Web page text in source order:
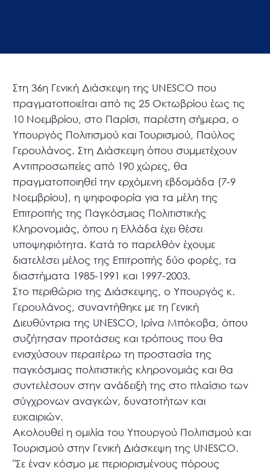
Στη 36η Γενική Διάσκεψη της UNESCO που
πραγματοποιείται από τις 25 Οκτωβρίου έως τις
10 Νοεμβρίου, στο Παρίσι, παρέστη σήμερα, ο
Υπουργός Πολιτισμού και Τουρισμού, Παύλος
Γερουλάνος. Στη Διάσκεψη όπου συμμετέχουν
Αντιπροσωπείες από 190 χώρες, θα
πραγματοποιηθεί την ερχόμενη εβδομάδα (7-9
Νοεμβρίου), η ψηφοφορία για τα μέλη της
Επιτροπής της Παγκόσμιας Πολιτιστικής
Κληρονομιάς, όπου η Ελλάδα έχει θέσει
υποψηφιότητα. Κατά το παρελθόν έχουμε
διατελέσει μέλος της Επιτροπής δύο φορές, τα
διαστήματα 1985-1991 και 1997-2003.
Στο περιθώριο της Διάσκεψης, ο Υπουργός κ.
Γερουλάνος, συναντήθηκε με τη Γενική
Διευθύντρια της UNESCO, Ιρίνα Μπόκοβα, όπου
συζήτησαν προτάσεις και τρόπους που θα
ενισχύσουν περαιτέρω τη προστασία της
παγκόσμιας πολιτιστικής κληρονομιάς και θα
συντελέσουν στην ανάδειξή της στο πλαίσιο των
σύγχρονων αναγκών, δυνατοτήτων και
ευκαιριών.
Ακολουθεί η ομιλία του Υπουργού Πολιτισμού και
Τουρισμού στην Γενική Διάσκεψη της UNESCO.
"Σε έναν κόσμο με περιορισμένους πόρους